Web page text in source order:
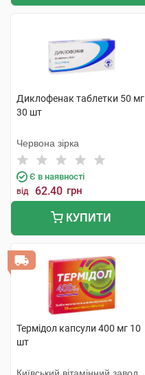
Диклофенак таблетки 50 мг
30 шт
Червона зірка
Є в наявності
від 62.40 грн
КУПИТИ
Термідол капсули 400 мг 10
шт